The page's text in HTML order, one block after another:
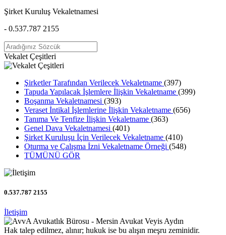
Şirket Kuruluş Vekaletnamesi
- 0.537.787 2155
Vekalet Çeşitleri
Şirketler Tarafından Verilecek Vekaletname (397)
Tapuda Yapılacak İşlemlere İlişkin Vekaletname (399)
Boşanma Vekaletnamesi (393)
Veraset İntikal İşlemlerine İlişkin Vekaletname (656)
Tanıma Ve Tenfize İlişkin Vekaletname (363)
Genel Dava Vekaletnamesi (401)
Şirket Kuruluşu İçin Verilecek Vekaletname (410)
Oturma ve Çalışma İzni Vekaletname Örneği (548)
TÜMÜNÜ GÖR
0.537.787 2155
İletişim
Hak talep edilmez, alınır; hukuk ise bu alışın meşru zeminidir.